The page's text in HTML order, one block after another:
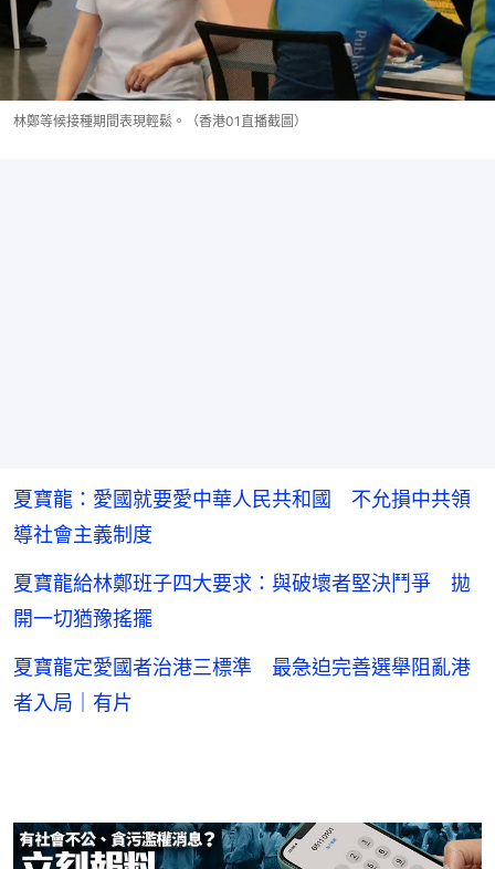
林鄭等候接種期間表現輕鬆。（香港01直播截圖）
夏寶龍：愛國就要愛中華人民共和國 不允損中共領
導社會主義制度
夏寶龍給林鄭班子四大要求：與破壞者堅決鬥爭 拋
開一切猶豫搖擺
夏寶龍定愛國者治港三標準 最急迫完善選舉阻亂港
者入局｜有片